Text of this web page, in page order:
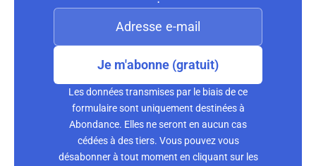
Je m'abonne (gratuit)
Les données transmises par le biais de ce
formulaire sont uniquement destinées à
Abondance. Elles ne seront en aucun cas
cédées à des tiers. Vous pouvez vous
désabonner à tout moment en cliquant sur les